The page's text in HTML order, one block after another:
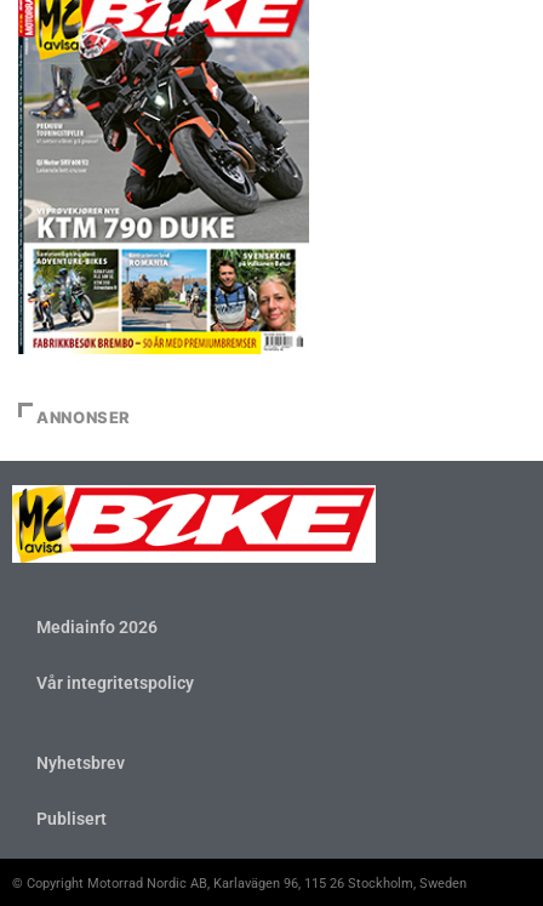
ANNONSER
Mediainfo 2026
Vår integritetspolicy
Nyhetsbrev
Publisert
© Copyright Motorrad Nordic AB, Karlavägen 96, 115 26 Stockholm, Sweden